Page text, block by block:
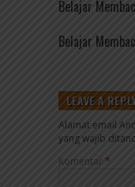
Belajar
Belajar
LEAVE A
Alamat email
yang wajib
Komentar *